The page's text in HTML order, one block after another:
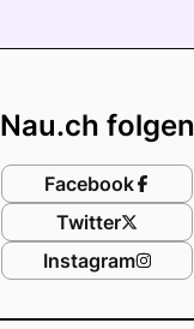
Nau.ch folgen
Facebook
Twitter
Instagram